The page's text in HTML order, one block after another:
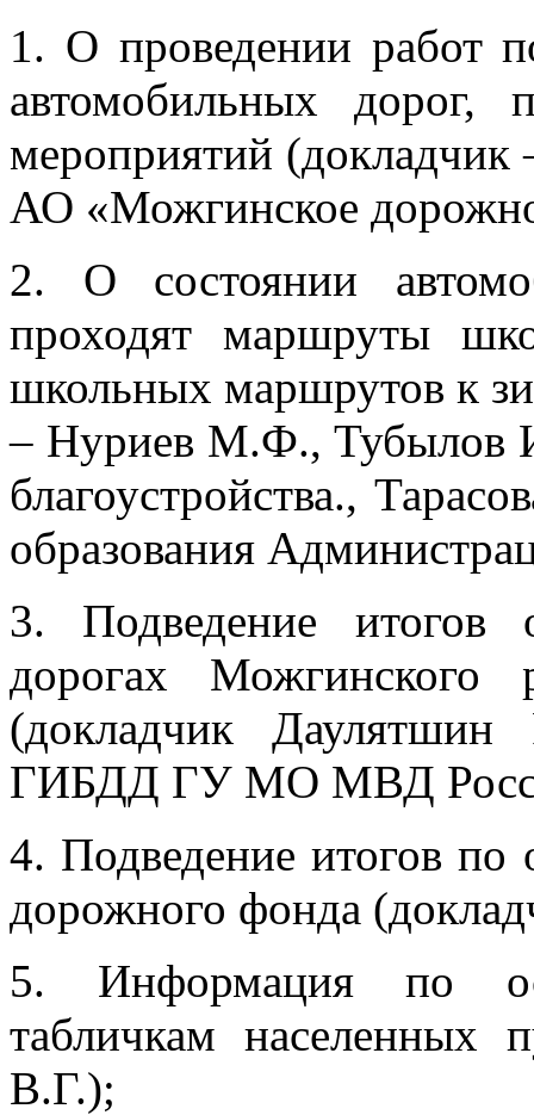
1. О проведении работ
автомобильных дорог,
мероприятий
АО «Можгинское
2. О состоянии
проходят маршруты
школьных маршрутов к
– Нуриев М.Ф., Тубылов
благоустройства.,
образования
3. Подведение итогов
дорогах
(докладчик
ГИБДД ГУ МО МВД
4. Подведение итогов по
дорожного фонда
5. Информация по
табличкам населенных
В.Г.);